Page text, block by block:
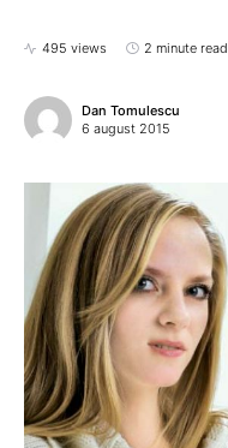
495 views 2 minute read
Dan Tomulescu
6 august 2015